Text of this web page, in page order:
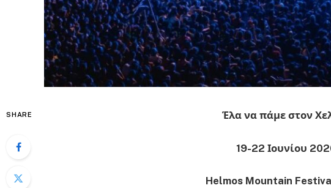
SHARE Έλα να πάμε στον
19-22 Ιουνίου
Helmos Mountain